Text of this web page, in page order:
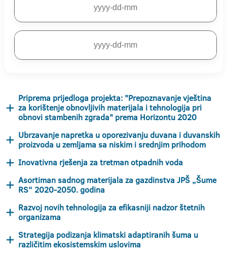
Priprema prijedloga projekta: "Prepoznavanje vještina
za korištenje obnovljivih materijala i tehnologija pri
obnovi stambenih zgrada" prema Horizontu 2020
Ubrzavanje napretka u oporezivanju duvana i duvanskih
proizvoda u zemljama sa niskim i srednjim prihodom
Inovativna rješenja za tretman otpadnih voda
Asortiman sadnog materijala za gazdinstva JPŠ „Šume
RS“ 2020-2050. godina
Razvoj novih tehnologija za efikasniji nadzor štetnih
organizama
Strategija podizanja klimatski adaptiranih šuma u
različitim ekosistemskim uslovima